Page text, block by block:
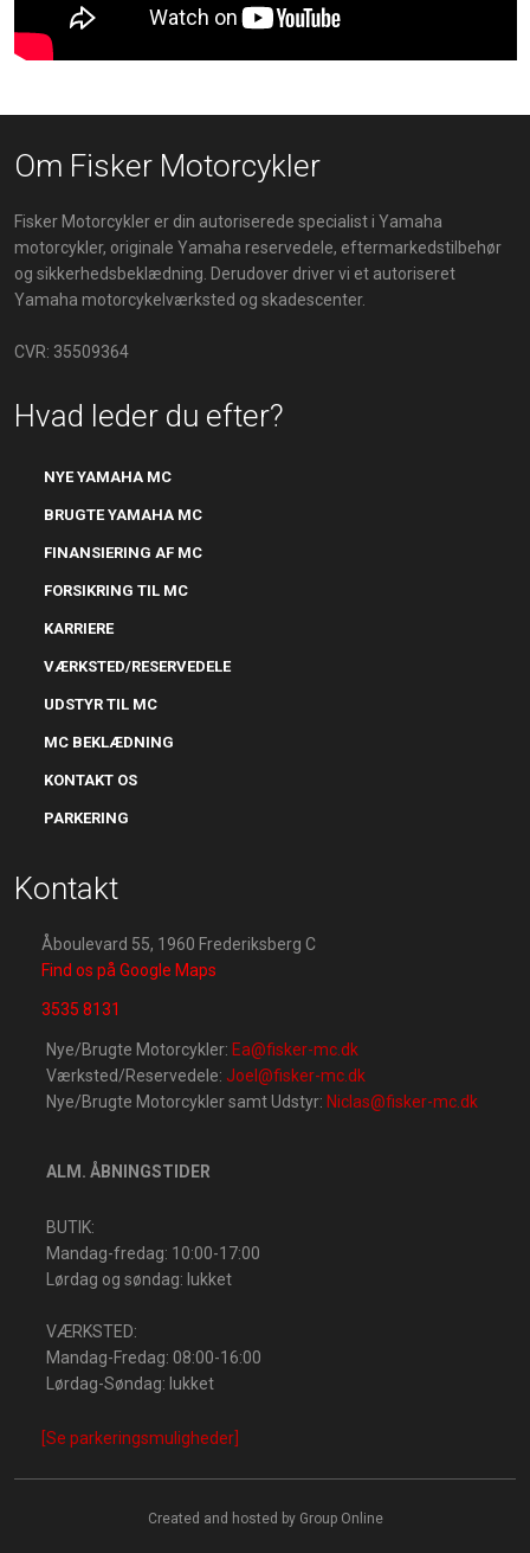
Om Fisker Motorcykler
Fisker Motorcykler er din autoriserede specialist i Yamaha
motorcykler, originale Yamaha reservedele, eftermarkedstilbehør
og sikkerhedsbeklædning. Derudover driver vi et autoriseret
Yamaha motorcykelværksted​​ og skadescenter.
CVR: 35509364
Hvad leder du efter?
NYE YAMAHA MC
BRUGTE YAMAHA MC
FINANSIERING AF MC
​FORSIKRING TIL MC
KARRIERE
VÆRKSTED/RESERVEDELE
UDSTYR TIL MC
MC BEKLÆDNING
KONTAKT OS
PARKERING
Kontakt
Åboulevard 55, 1960 Frederiksberg C
Find os på Google Maps
3535 8131
Nye/Brugte Motorcykler: Ea@fisker-mc.dk
Værksted/Re​servedele:Joel@fisker-mc.dk
Nye/Brugte Motorcykler samt Udstyr: Niclas@fisker-mc.dk
ALM. ÅBNINGSTIDER
BUTIK:
Mandag-fredag: 10:00-17:00
Lørdag og søndag: lukke​t
VÆRKSTED:
Mandag-Fredag: 08:00-16:00
Lørdag-Søndag: lukket​​
[Se parkeringsmuligheder]
Created and hosted by Group Online